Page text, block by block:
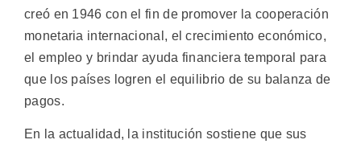
creó en 1946 con el fin de promover la cooperación
monetaria internacional, el crecimiento económico,
el empleo y brindar ayuda financiera temporal para
que los países logren el equilibrio de su balanza de
pagos.
En la actualidad, la institución sostiene que sus